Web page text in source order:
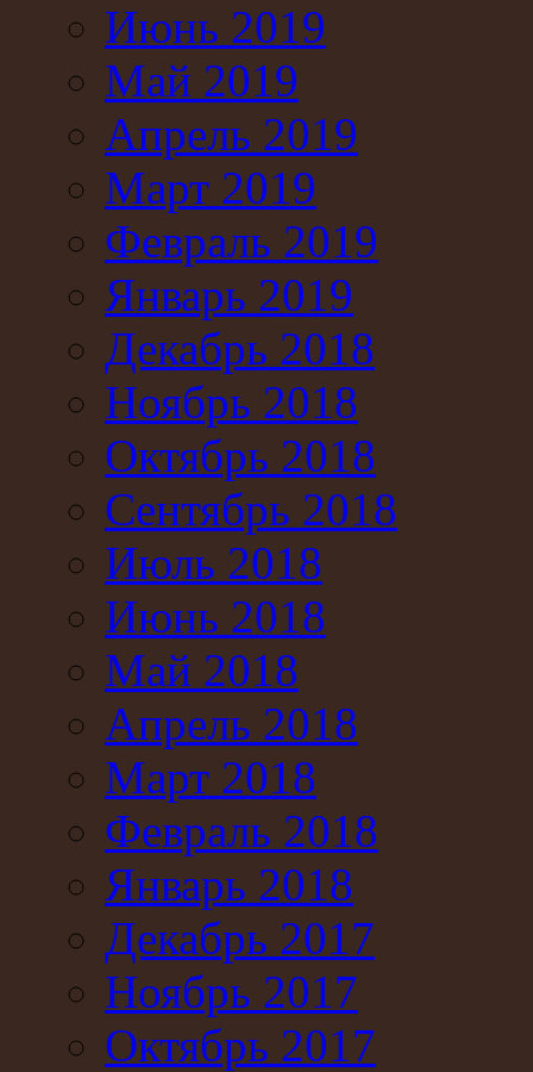
Июнь 2019
Май 2019
Апрель 2019
Март 2019
Февраль 2019
Январь 2019
Декабрь 2018
Ноябрь 2018
Октябрь 2018
Сентябрь 2018
Июль 2018
Июнь 2018
Май 2018
Апрель 2018
Март 2018
Февраль 2018
Январь 2018
Декабрь 2017
Ноябрь 2017
Октябрь 2017